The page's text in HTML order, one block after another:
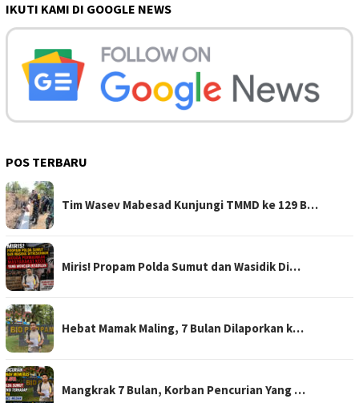
IKUTI KAMI DI GOOGLE NEWS
POS TERBARU
Tim Wasev Mabesad Kunjungi TMMD ke 129 B…
Miris! Propam Polda Sumut dan Wasidik Di…
Hebat Mamak Maling, 7 Bulan Dilaporkan k…
Mangkrak 7 Bulan, Korban Pencurian Yang …